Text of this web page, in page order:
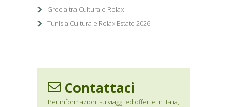
Grecia tra Cultura e Relax
Tunisia Cultura e Relax Estate 2026
Contattaci
Per informazioni su viaggi ed offerte in Italia,